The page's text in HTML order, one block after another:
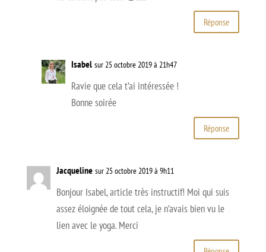
Réponse
Isabel sur 25 octobre 2019 à 21h47
Ravie que cela t’ai intéressée !
Bonne soirée
Réponse
Jacqueline sur 25 octobre 2019 à 9h11
Bonjour Isabel, article très instructif! Moi qui suis
assez éloignée de tout cela, je n’avais bien vu le
lien avec le yoga. Merci